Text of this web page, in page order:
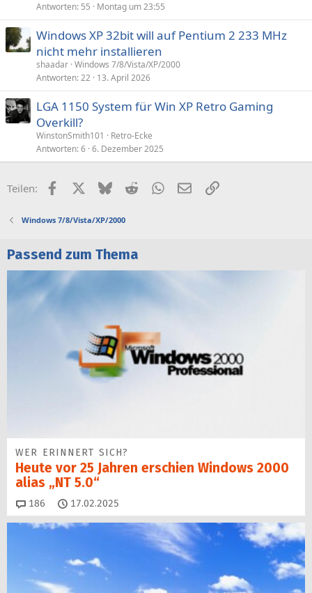
r
Antworten 55 Montag um 23:55
Windows XP 32bit will auf Pentium 2 233 MHz
nicht mehr installieren
shaadar Windows 7/8/Vista/XP/2000
Antworten 22 13. April 2026
LGA 1150 System für Win XP Retro Gaming
Overkill?
WinstonSmith101
Retro-Ecke
Antworten 6 6. Dezember 2025
Teilen: FacebookX (Twitter)
BlueskyRedditWhatsApp
E-MailLink
Windows 7/8/Vista/XP/2000
Passend zum Thema
WER ERINNERT SICH?
Heute vor 25 Jahren erschien Windows 2000
alias „NT 5.0“
186 Kommentare
17.02.2025